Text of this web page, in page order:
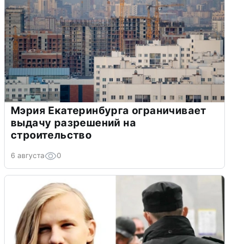
Мэрия Екатеринбурга ограничивает
выдачу разрешений на
строительство
6 августа 0